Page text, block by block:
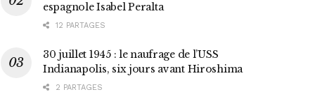
espagnole Isabel Peralta
12 PARTAGES
30 juillet 1945 : le naufrage de l’USS
Indianapolis, six jours avant Hiroshima
2 PARTAGES